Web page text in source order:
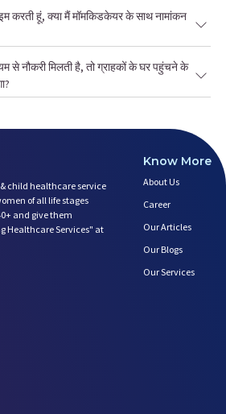
करती हूं, क्या मैं मॉमकिडकेयर के साथ नामांकन
से नौकरी मिलती है, तो ग्राहकों के घर पहुंचने के
child healthcare service
of all life stages
and give them
Healthcare Services" at
Know More
About Us
Career
Our Articles
Our Blogs
Our Services